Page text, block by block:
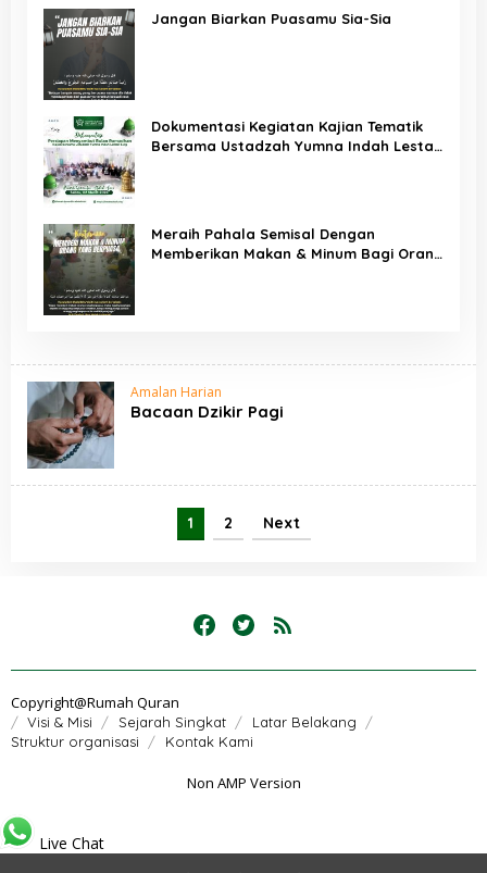
Jangan Biarkan Puasamu Sia-Sia
Dokumentasi Kegiatan Kajian Tematik
Bersama Ustadzah Yumna Indah Lestari
Meraih Pahala Semisal Dengan
Memberikan Makan & Minum Bagi Orang
Amalan Harian
Bacaan Dzikir Pagi
1 2 Next
Copyright@Rumah Quran
Visi & Misi Sejarah Singkat
Latar Belakang
Struktur organisasi
Kontak Kami
Non AMP Version
Live Chat